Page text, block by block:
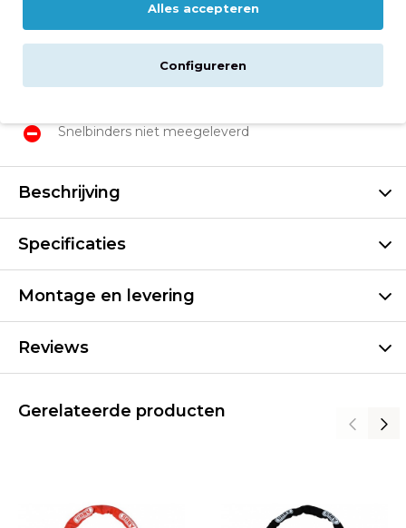
Veilig remmen met terugtraprem en V-brake
Dag en nacht zichtbaar dankzij LED
batterijverlichting
Snelbinders niet meegeleverd
Beschrijving
Specificaties
Montage en levering
Reviews
Gerelateerde producten
Alles accepteren
Configureren